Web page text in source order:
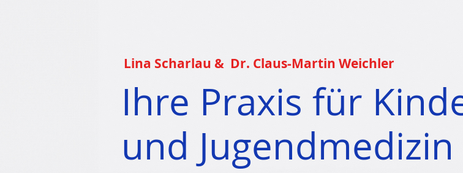
Lina Scharlau & Dr. Claus-Martin Weichler
Ihre Praxis für
und Jugendmedizin